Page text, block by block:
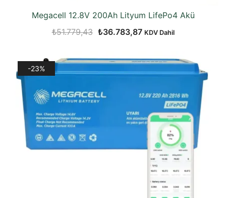
Megacell 12.8V 200Ah Lityum LifePo4 Akü
₺51.779,43 Orijinal
₺51.779,43.
₺36.783,87Şu
fiyat:
₺36.783,87.
KDV Dahil
-23%